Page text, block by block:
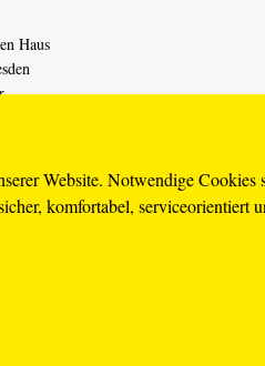
Website. Notwendige
komfortabel, serviceorientiert
Haus
dresden.de